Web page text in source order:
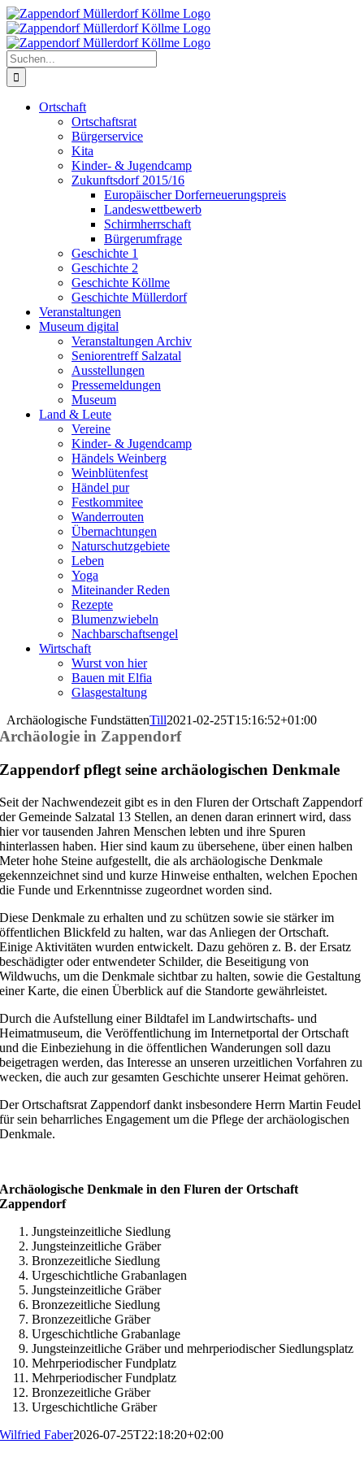
Zum
Inhalt
springen
Suche
nach:
Ortschaft
Ortschaftsrat
Bürgerservice
Kita
Kinder- & Jugendcamp
Zukunftsdorf 2015/16
Europäischer Dorferneuerungspreis
Landeswettbewerb
Schirmherrschaft
Bürgerumfrage
Geschichte 1
Geschichte 2
Geschichte Köllme
Geschichte Müllerdorf
Veranstaltungen
Museum digital
Veranstaltungen Archiv
Seniorentreff Salzatal
Ausstellungen
Pressemeldungen
Museum
Land & Leute
Vereine
Kinder- & Jugendcamp
Händels Weinberg
Weinblütenfest
Händel pur
Festkommitee
Wanderrouten
Übernachtungen
Naturschutzgebiete
Leben
Yoga
Miteinander Reden
Rezepte
Blumenzwiebeln
Nachbarschaftsengel
Wirtschaft
Wurst von hier
Bauen mit Elfia
Glasgestaltung
Archäologische FundstättenTill2021-02-25T15:16:52+01:00
Archäologie in Zappendorf
Zappendorf pflegt seine archäologischen Denkmale
Seit der Nachwendezeit gibt es in den Fluren der Ortschaft Zappendorf
der Gemeinde Salzatal 13 Stellen, an denen daran erinnert wird, dass
hier vor tausenden Jahren Menschen lebten und ihre Spuren
hinterlassen haben. Hier sind kaum zu übersehene, über einen halben
Meter hohe Steine aufgestellt, die als archäologische Denkmale
gekennzeichnet sind und kurze Hinweise enthalten, welchen Epochen
die Funde und Erkenntnisse zugeordnet worden sind.
Diese Denkmale zu erhalten und zu schützen sowie sie stärker im
öffentlichen Blickfeld zu halten, war das Anliegen der Ortschaft.
Einige Aktivitäten wurden entwickelt. Dazu gehören z. B. der Ersatz
beschädigter oder entwendeter Schilder, die Beseitigung von
Wildwuchs, um die Denkmale sichtbar zu halten, sowie die Gestaltung
einer Karte, die einen Überblick auf die Standorte gewährleistet.
Durch die Aufstellung einer Bildtafel im Landwirtschafts- und
Heimatmuseum, die Veröffentlichung im Internetportal der Ortschaft
und die Einbeziehung in die öffentlichen Wanderungen soll dazu
beigetragen werden, das Interesse an unseren urzeitlichen Vorfahren zu
wecken, die auch zur gesamten Geschichte unserer Heimat gehören.
Der Ortschaftsrat Zappendorf dankt insbesondere Herrn Martin Feudel
für sein beharrliches Engagement um die Pflege der archäologischen
Denkmale.
Archäologische Denkmale in den Fluren der Ortschaft
Zappendorf
Jungsteinzeitliche Siedlung
Jungsteinzeitliche Gräber
Bronzezeitliche Siedlung
Urgeschichtliche Grabanlagen
Jungsteinzeitliche Gräber
Bronzezeitliche Siedlung
Bronzezeitliche Gräber
Urgeschichtliche Grabanlage
Jungsteinzeitliche Gräber und mehrperiodischer Siedlungsplatz
Mehrperiodischer Fundplatz
Mehrperiodischer Fundplatz
Bronzezeitliche Gräber
Urgeschichtliche Gräber
Wilfried Faber2026-07-25T22:18:20+02:00